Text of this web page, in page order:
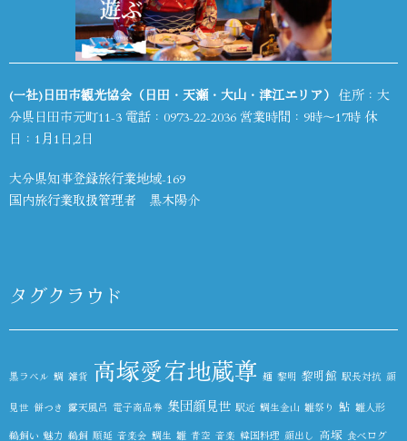
(一社)日田市観光協会（日田・天瀬・大山・津江エリア） 住所：大
分県日田市元町11-3 電話： 0973-22-2036 営業時間：9時～17時 休
日：1月1日,2日
大分県知事登録旅行業地域-169
国内旅行業取扱管理者 黒木陽介
タグクラウド
黒ラベル 鯛 雑貨 高塚愛宕地蔵尊 麺 黎明 黎明館 駅長対抗 顔
見世 餅つき 露天風呂 電子商品券 集団顔見世 駅近 鯛生金山 雛祭り 鮎 雛人形
鵜飼い 魅力 鵜飼 順延 音楽会 鯛生 雛 青空 音楽 韓国料理 顔出し 高塚 食べログ